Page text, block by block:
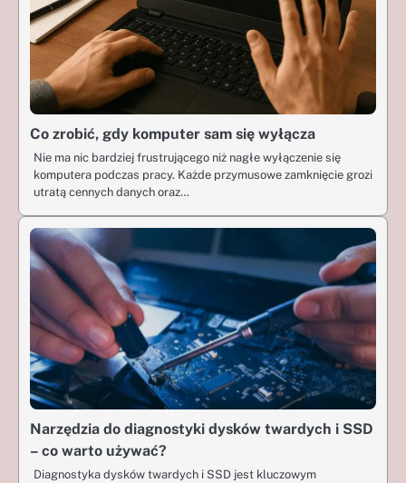
Co zrobić, gdy komputer sam się wyłącza
Nie ma nic bardziej frustrującego niż nagłe wyłączenie się
komputera podczas pracy. Każde przymusowe zamknięcie grozi
utratą cennych danych oraz…
Narzędzia do diagnostyki dysków twardych i SSD
– co warto używać?
Diagnostyka dysków twardych i SSD jest kluczowym